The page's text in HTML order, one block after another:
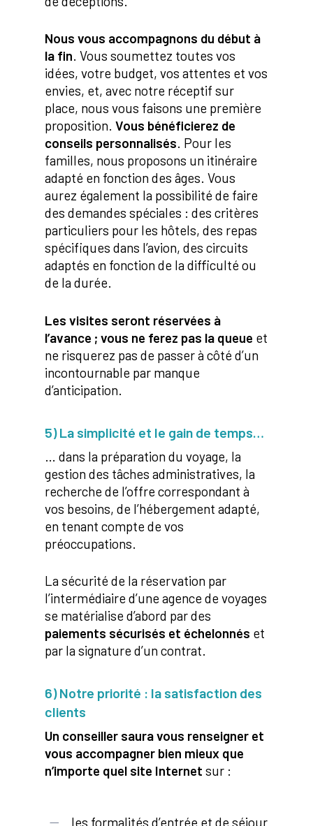
Nous vous accompagnons du début à
la fin. Vous soumettez toutes vos
idées, votre budget, vos attentes et vos
envies, et, avec notre réceptif sur
place, nous vous faisons une première
proposition.Vous bénéficierez de
conseils personnalisés. Pour les
familles, nous proposons un itinéraire
adapté en fonction des âges. Vous
aurez également la possibilité de faire
des demandes spéciales : des critères
particuliers pour les hôtels, des repas
spécifiques dans l’avion, des circuits
adaptés en fonction de la difficulté ou
de la durée.
Les visites seront réservées à
l’avance ; vous ne ferez pas la queue et
ne risquerez pas de passer à côté d’un
incontournable par manque
d’anticipation.
5) La simplicité et le gain de temps…
… dans la préparation du voyage, la
gestion des tâches administratives, la
recherche de l’offre correspondant à
vos besoins, de l’hébergement adapté,
en tenant compte de vos
préoccupations.
La sécurité de la réservation par
l’intermédiaire d’une agence de voyages
se matérialise d’abord par des
paiements sécurisés et échelonnés et
par la signature d’un contrat.
6) Notre priorité : la satisfaction des
clients
Un conseiller saura vous renseigner et
vous accompagner bien mieux que
n’importe quel site Internet sur :
les formalités d’entrée et de séjour